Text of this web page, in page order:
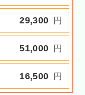
29,300 円
51,000 円
16,500 円